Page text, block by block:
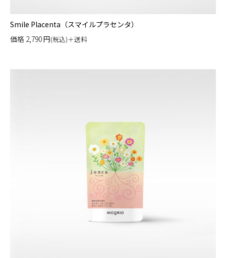
Smile Placenta（スマイルプラセンタ）
価格 2,790円(税込)＋送料